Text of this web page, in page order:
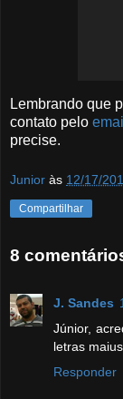
Lembrando que
contato pelo email
precise.
Junior às 12/17/
Compartilhar
8
J. Sandes
Júnior,
letras
Responder